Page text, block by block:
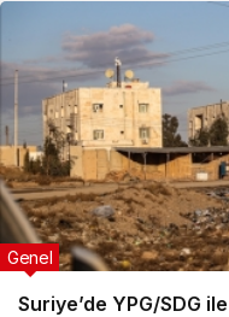
Suriye’de YPG/SDG
Genel